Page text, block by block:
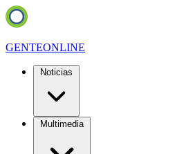
GENTEONLINE
Noticias
Multimedia